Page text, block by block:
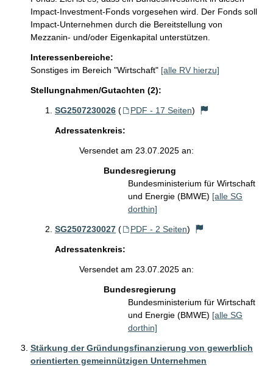
Impact-Investment-Fonds vorgesehen wird. Der Fonds soll
Impact-Unternehmen durch die Bereitstellung von
Mezzanin- und/oder Eigenkapital unterstützen.
Interessenbereiche:
Sonstiges im Bereich "Wirtschaft" [alle RV hierzu]
Stellungnahmen/Gutachten (2):
SG2507230026 ( PDF - 17 Seiten)
Adressatenkreis:
Versendet am 23.07.2025 an:
Bundesregierung
Bundesministerium für Wirtschaft
und Energie (BMWE) [alle SG
dorthin]
SG2507230027 ( PDF - 2 Seiten)
Adressatenkreis:
Versendet am 23.07.2025 an:
Bundesregierung
Bundesministerium für Wirtschaft
und Energie (BMWE) [alle SG
dorthin]
Stärkung der Gründungsfinanzierung von gewerblich
orientierten gemeinnützigen Unternehmen